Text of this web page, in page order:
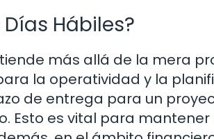
Hábiles?
más allá de la mera
la operatividad y la
de entrega para un
Esto es vital para